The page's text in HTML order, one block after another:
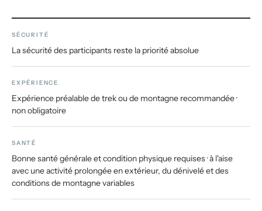
SÉCURITÉ
La sécurité des participants reste la priorité absolue
EXPÉRIENCE
Expérience préalable de trek ou de montagne recommandée ·
non obligatoire
SANTÉ
Bonne santé générale et condition physique requises · à l'aise
avec une activité prolongée en extérieur, du dénivelé et des
conditions de montagne variables